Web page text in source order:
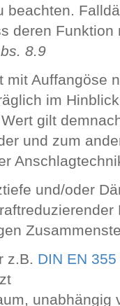
beachten.
deren
8.9
mit Auffangöse
im
gilt
und zum
und/oder
z.B. DIN EN 355
unabhängig